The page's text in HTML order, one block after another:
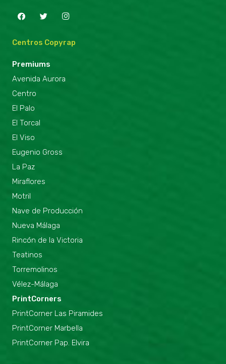
Centros Copyrap
Premiums
Avenida Aurora
Centro
El Palo
El Torcal
El Viso
Eugenio Gross
La Paz
Miraflores
Motril
Nave de Producción
Nueva Málaga
Rincón de la Victoria
Teatinos
Torremolinos
Vélez-Málaga
PrintCorners
PrintCorner Las Piramides
PrintCorner Marbella
PrintCorner Pap. Elvira